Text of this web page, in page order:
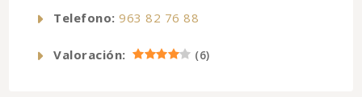
Telefono: 963 82 76 88
Valoración: (6)